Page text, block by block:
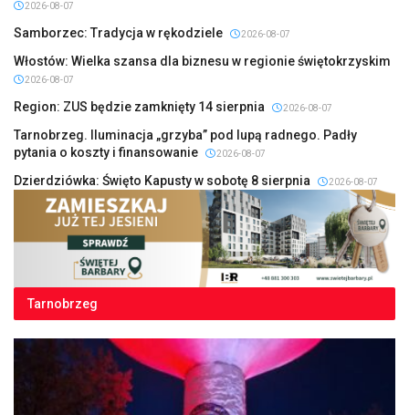
2026-08-07
Samborzec: Tradycja w rękodziele 2026-08-07
Włostów: Wielka szansa dla biznesu w regionie świętokrzyskim
2026-08-07
Region: ZUS będzie zamknięty 14 sierpnia 2026-08-07
Tarnobrzeg. Iluminacja „grzyba” pod lupą radnego. Padły
pytania o koszty i finansowanie
2026-08-07
Dzierdziówka: Święto Kapusty w sobotę 8 sierpnia 2026-08-07
Tarnobrzeg